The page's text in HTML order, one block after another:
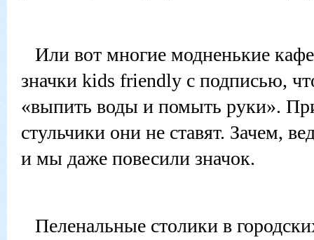
Или вот многие модненькие
значки kids friendly с подписью,
«выпить воды и помыть руки».
стульчики они не ставят. Зачем,
и мы даже повесили значок.
Пеленальные столики в